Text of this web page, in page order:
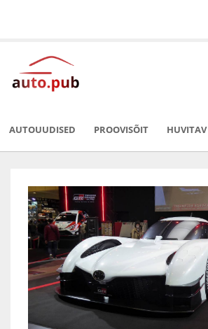
AUTOUUDISED PROOVISÕIT HUVITAV